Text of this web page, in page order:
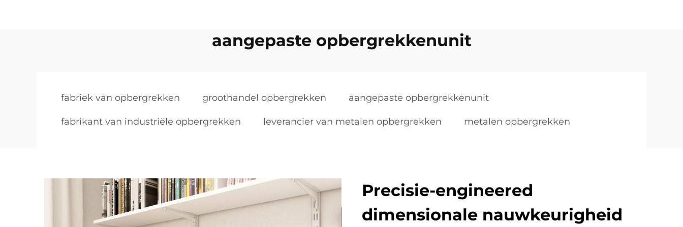
aangepaste opbergrekkenunit
fabriek van opbergrekken groothandel opbergrekken aangepaste opbergrekkenunit
fabrikant van industriële opbergrekken leverancier van metalen opbergrekken metalen opbergrekken
Precisie-engineered
dimensionale nauwkeurigheid